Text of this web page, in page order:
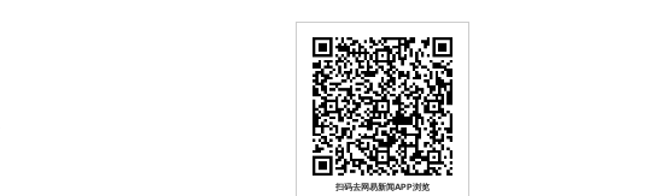
扫码去网易新闻APP浏览